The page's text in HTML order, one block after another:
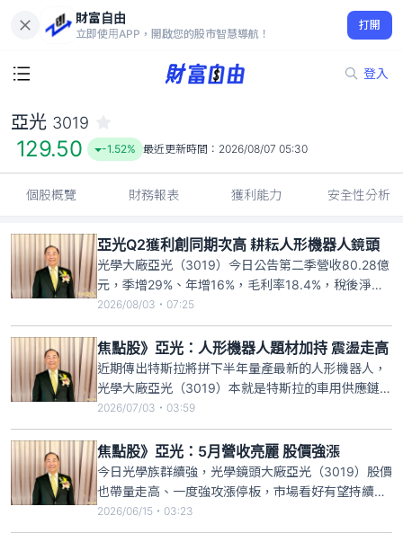
財富自由
立即使用APP，開啟您的股市智慧導航！
打開
登入
129.50
-1.52%
亞光 3019
129.50 -1.52% 最近更新時間： 2026/08/07 05:30
個股概覽 財務報表 獲利能力 安全性分析
亞光Q2獲利創同期次高 耕耘人形機器人鏡頭
光學大廠亞光（3019）今日公告第二季營收80.28億
元，季增29%、年增16%，毛利率18.4%，稅後淨利
5.37億元，季增率82%，年減33%，主要是受業外利
息收入、匯兌損失等影響所致，每股稅後盈餘
（EPS）1.93元，單季獲利創歷史同期次高。
2026/08/03・07:25
焦點股》亞光：人形機器人題材加持 震盪走高
近期傳出特斯拉將拼下半年量產最新的人形機器人，
光學大廠亞光（3019）本就是特斯拉的車用供應鏈，
也有望受惠商機，儘管受大盤震盪影響、早盤股價略
顯波動，不過今日亞光最高仍漲逾2%，近11時40
分，亞光上漲1.5元或1%，暫報151元，成交量逾
5700張。
2026/07/03・03:59
焦點股》亞光：5月營收亮麗 股價強漲
今日光學族群續強，光學鏡頭大廠亞光（3019）股價
也帶量走高、一度強攻漲停板，市場看好有望持續受
惠數位相機、人形機器人商機，挹注亞光股價走高，
近11時，亞光股價上漲14元或9.62%、暫報159.5
2026/06/15・03:23